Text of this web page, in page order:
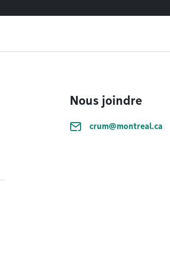
Nous joindre
crum@montreal.ca